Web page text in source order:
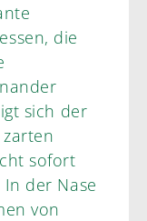
die
sich der
sofort
der Nase
von